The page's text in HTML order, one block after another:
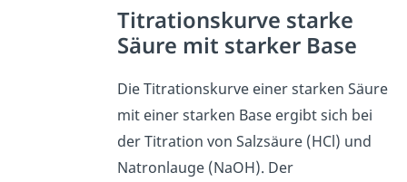
Titrationskurve starke
Säure mit starker Base
Die Titrationskurve einer starken Säure
mit einer starken Base ergibt sich bei
der Titration von Salzsäure (HCl) und
Natronlauge (NaOH). Der